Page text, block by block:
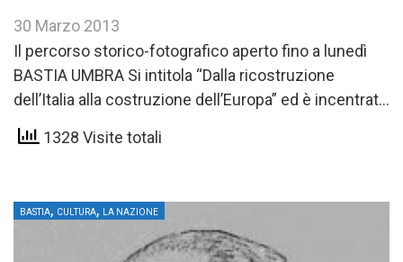
30 Marzo 2013
Il percorso storico-fotografico aperto fino a lunedì
BASTIA UMBRA Si intitola “Dalla ricostruzione
dell’Italia alla costruzione dell’Europa” ed è incentrata
sulla vita e l’opera di…
1328 Visite totali
BASTIA, CULTURA, LA NAZIONE